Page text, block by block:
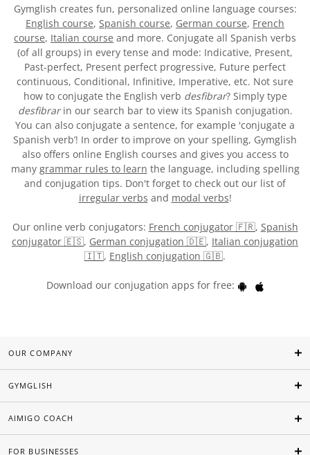
Gymglish creates fun, personalized online language courses:
English course, Spanish course, German course, French
course, Italian course and more. Conjugate all Spanish verbs
(of all groups) in every tense and mode: Indicative, Present,
Past-perfect, Present perfect progressive, Future perfect
continuous, Conditional, Infinitive, Imperative, etc. Not sure
how to conjugate the English verb desfibrar? Simply type
desfibrarin our search bar to view its Spanish conjugation.
You can also conjugate a sentence, for example 'conjugate a
Spanish verb’! In order to improve on your spelling, Gymglish
also offers online English courses and gives you access to
many grammar rules to learn the language, including spelling
and conjugation tips. Don't forget to check out our list of
irregular verbs and modal verbs!
Our online verb conjugators: French conjugator 🇫🇷, Spanish
conjugator 🇪🇸, German conjugation 🇩🇪, Italian conjugation
🇮🇹, English conjugation 🇬🇧.
Download our conjugation apps for free:
OUR COMPANY
GYMGLISH
AIMIGO COACH
FOR BUSINESSES